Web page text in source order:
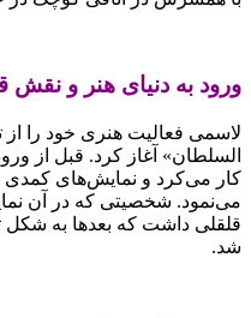
ورود به دنیای هنر و نقش
لاسمی فعالیت هنری خود را از
السلطان» آغاز کرد. قبل از
کار می‌کرد و نمایش‌های کمدی
می‌نمود. شخصیتی که در آن
قلقلی داشت که بعدها به شکل
شد.